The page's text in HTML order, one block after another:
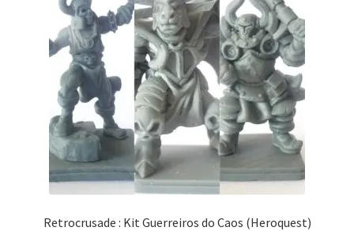
Retrocrusade : Kit Guerreiros do Caos (Heroquest)